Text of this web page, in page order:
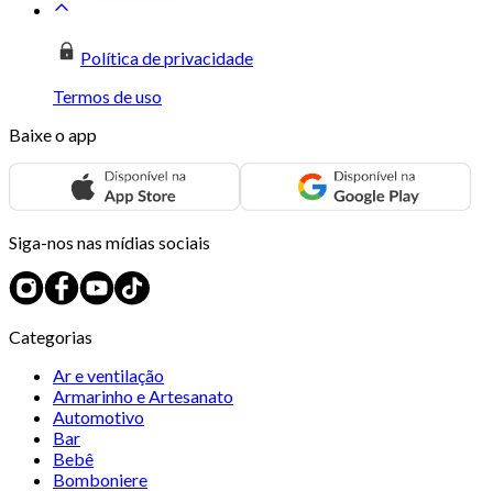
Política de privacidade
Termos de uso
Baixe o app
Siga-nos nas mídias sociais
Categorias
Ar e ventilação
Armarinho e Artesanato
Automotivo
Bar
Bebê
Bomboniere